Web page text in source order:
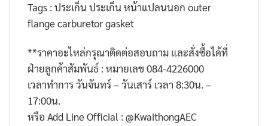
Tags : ประเก็น ประเก็น หน้าแปลนนอก outer
flange carburetor gasket
**ราคาอะไหล่กรุณาติดต่อสอบถาม และสั่งซื้อได้ที่
ฝ่ายลูกค้าสัมพันธ์ : หมายเลข 084-4226000
เวลาทำการ วันจันทร์ – วันเสาร์ เวลา 8:30น. –
17:00น.
หรือ Add Line Official : @KwaithongAEC